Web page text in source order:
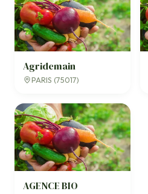
Agridemain
PARIS (75017)
AGENCE BIO